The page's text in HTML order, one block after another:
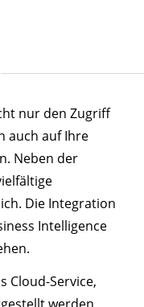
nur den Zugriff
auch auf Ihre
Neben der
Die Integration
Intelligence
Cloud-Service,